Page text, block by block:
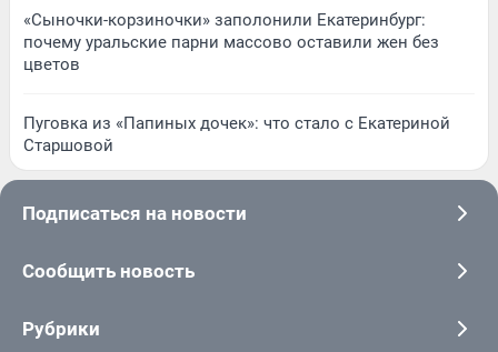
«Сыночки-корзиночки» заполонили Екатеринбург:
почему уральские парни массово оставили жен без
цветов
Пуговка из «Папиных дочек»: что стало с Екатериной
Старшовой
Подписаться на новости
Сообщить новость
Рубрики